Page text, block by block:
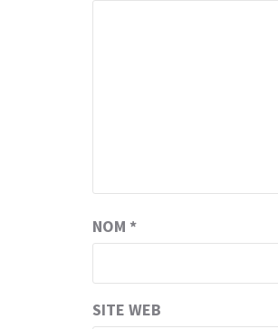
NOM *
SITE WEB